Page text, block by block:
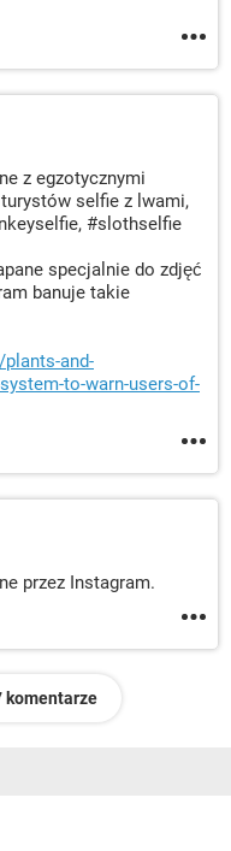
z egzotycznymi
selfie z lwami,
#slothselfie
specjalnie do zdjęć
banuje takie
and-
to-warn-users-of-
przez Instagram.
komentarze